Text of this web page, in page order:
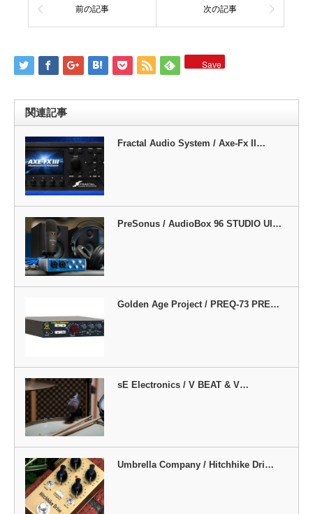
前の記事 次の記事
Save
関連記事
Fractal Audio System / Axe-Fx II…
PreSonus / AudioBox 96 STUDIO Ul…
Golden Age Project / PREQ-73 PRE…
sE Electronics / V BEAT & V…
Umbrella Company / Hitchhike Dri…